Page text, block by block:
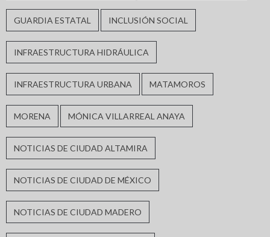
GUARDIA ESTATAL INCLUSIÓN SOCIAL
INFRAESTRUCTURA HIDRÁULICA
INFRAESTRUCTURA URBANA MATAMOROS
MORENA MÓNICA VILLARREAL ANAYA
NOTICIAS DE CIUDAD ALTAMIRA
NOTICIAS DE CIUDAD DE MÉXICO
NOTICIAS DE CIUDAD MADERO